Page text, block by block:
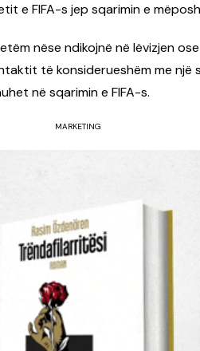
e FIFA-s jep sqarimin e
nëse ndikojnë në lëvizjen
të konsiderueshëm me një
në sqarimin e FIFA-s.
MARKETING